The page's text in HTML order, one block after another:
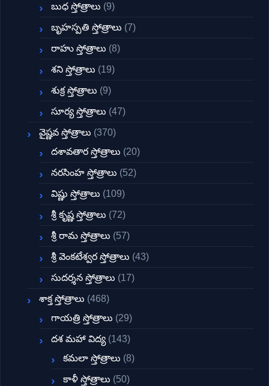
బుధ స్తోత్రాలు (9)
బృహస్పతి స్తోత్రాలు (7)
రాహు స్తోత్రాలు (8)
శని స్తోత్రాలు (19)
శుక్ర స్తోత్రాలు (9)
సూర్య స్తోత్రాలు (47)
వైష్ణవ స్తోత్రాలు (370)
దశావతార స్తోత్రాలు (20)
నరసింహ స్తోత్రాలు (52)
విష్ణు స్తోత్రాలు (109)
శ్రీ కృష్ణ స్తోత్రాలు (72)
శ్రీ రామ స్తోత్రాలు (57)
శ్రీ వెంకటేశ్వర స్తోత్రాలు (43)
సుదర్శన స్తోత్రాలు (17)
శాక్త స్తోత్రాలు (468)
గాయత్రి స్తోత్రాలు (29)
దశ మహా విద్య (143)
కమలా స్తోత్రాలు (8)
కాళీ స్తోత్రాలు (50)